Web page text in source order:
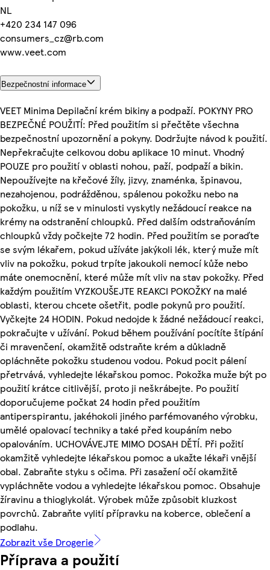
NL
+420 234 147 096
consumers_cz@rb.com
www.veet.com
Bezpečnostní informace
VEET Minima Depilační krém bikiny a podpaží. POKYNY PRO
BEZPEČNÉ POUŽITÍ: Před použitím si přečtěte všechna
bezpečnostní upozornění a pokyny. Dodržujte návod k použití.
Nepřekračujte celkovou dobu aplikace 10 minut. Vhodný
POUZE pro použití v oblasti nohou, paží, podpaží a bikin.
Nepoužívejte na křečové žíly, jizvy, znaménka, špinavou,
nezahojenou, podrážděnou, spálenou pokožku nebo na
pokožku, u níž se v minulosti vyskytly nežádoucí reakce na
krémy na odstranění chloupků. Před dalším odstraňováním
chloupků vždy počkejte 72 hodin. Před použitím se poraďte
se svým lékařem, pokud užíváte jakýkoli lék, který muže mít
vliv na pokožku, pokud trpíte jakoukoli nemocí kůže nebo
máte onemocnění, které může mít vliv na stav pokožky. Před
každým použitím VYZKOUŠEJTE REAKCI POKOŽKY na malé
oblasti, kterou chcete ošetřit, podle pokynů pro použití.
Vyčkejte 24 HODIN. Pokud nedojde k žádné nežádoucí reakci,
pokračujte v užívání. Pokud během používání pocítíte štípání
či mravenčení, okamžitě odstraňte krém a důkladně
opláchněte pokožku studenou vodou. Pokud pocit pálení
přetrvává, vyhledejte lékařskou pomoc. Pokožka muže být po
použití krátce citlivější, proto ji neškrábejte. Po použití
doporučujeme počkat 24 hodin před použitím
antiperspirantu, jakéhokoli jiného parfémovaného výrobku,
umělé opalovací techniky a také před koupáním nebo
opalováním. UCHOVÁVEJTE MIMO DOSAH DĚTÍ. Při požití
okamžitě vyhledejte lékařskou pomoc a ukažte lékaři vnější
obal. Zabraňte styku s očima. Při zasažení očí okamžitě
vypláchněte vodou a vyhledejte lékařskou pomoc. Obsahuje
žíravinu a thioglykolát. Výrobek může způsobit kluzkost
povrchů. Zabraňte vylití přípravku na koberce, oblečení a
podlahu.
Zobrazit vše Drogerie
Příprava a použití